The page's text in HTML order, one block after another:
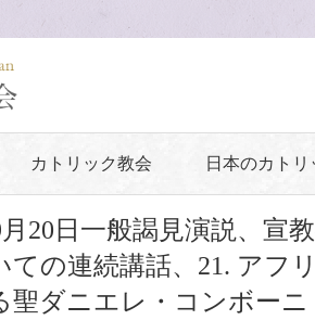
カトリック教会 日本のカトリ
20日一般謁見演説、宣
の連続講話、21. アフ
聖ダニエレ・コンボーニ